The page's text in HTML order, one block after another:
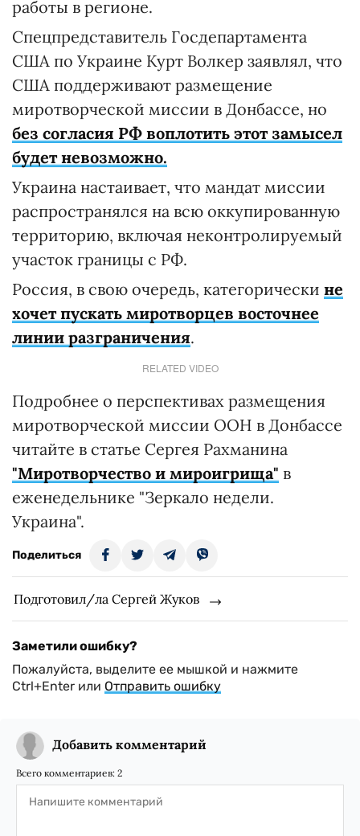
работы в регионе.
Спецпредставитель Госдепартамента
США по Украине Курт Волкер заявлял, что
США поддерживают размещение
миротворческой миссии в Донбассе, но
без согласия РФ воплотить этот замысел
будет невозможно.
Украина настаивает, что мандат миссии
распространялся на всю оккупированную
территорию, включая неконтролируемый
участок границы с РФ.
Россия, в свою очередь, категорически не
хочет пускать миротворцев восточнее
линии разграничения.
RELATED VIDEO
Подробнее о перспективах размещения
миротворческой миссии ООН в Донбассе
читайте в статье Сергея Рахманина
"Миротворчество и мироигрища" в
еженедельнике "Зеркало недели.
Украина".
Поделиться
Подготовил/ла Сергей Жуков
Заметили ошибку?
Пожалуйста, выделите ее мышкой и нажмите
Ctrl+Enter или Отправить ошибку
Добавить комментарий
Всего комментариев: 2